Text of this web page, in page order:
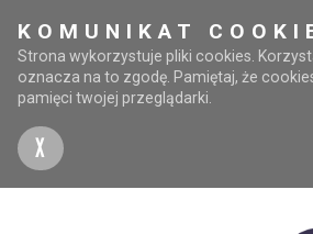
KOMUNIKAT
Strona wykorzystuje pliki cookies.
oznacza na to zgodę. Pamiętaj, że
pamięci twojej przeglądarki.
X